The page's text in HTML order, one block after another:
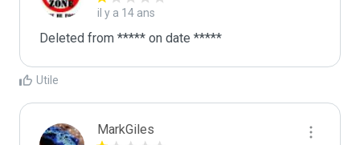
il y a 14 ans
Deleted from ***** on date *****
Utile
MarkGiles